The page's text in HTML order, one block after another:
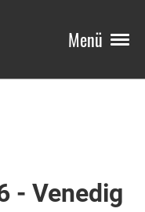
Menü
- Venedig